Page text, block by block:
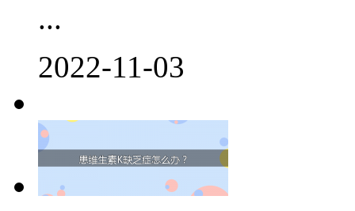
...
2022-11-03